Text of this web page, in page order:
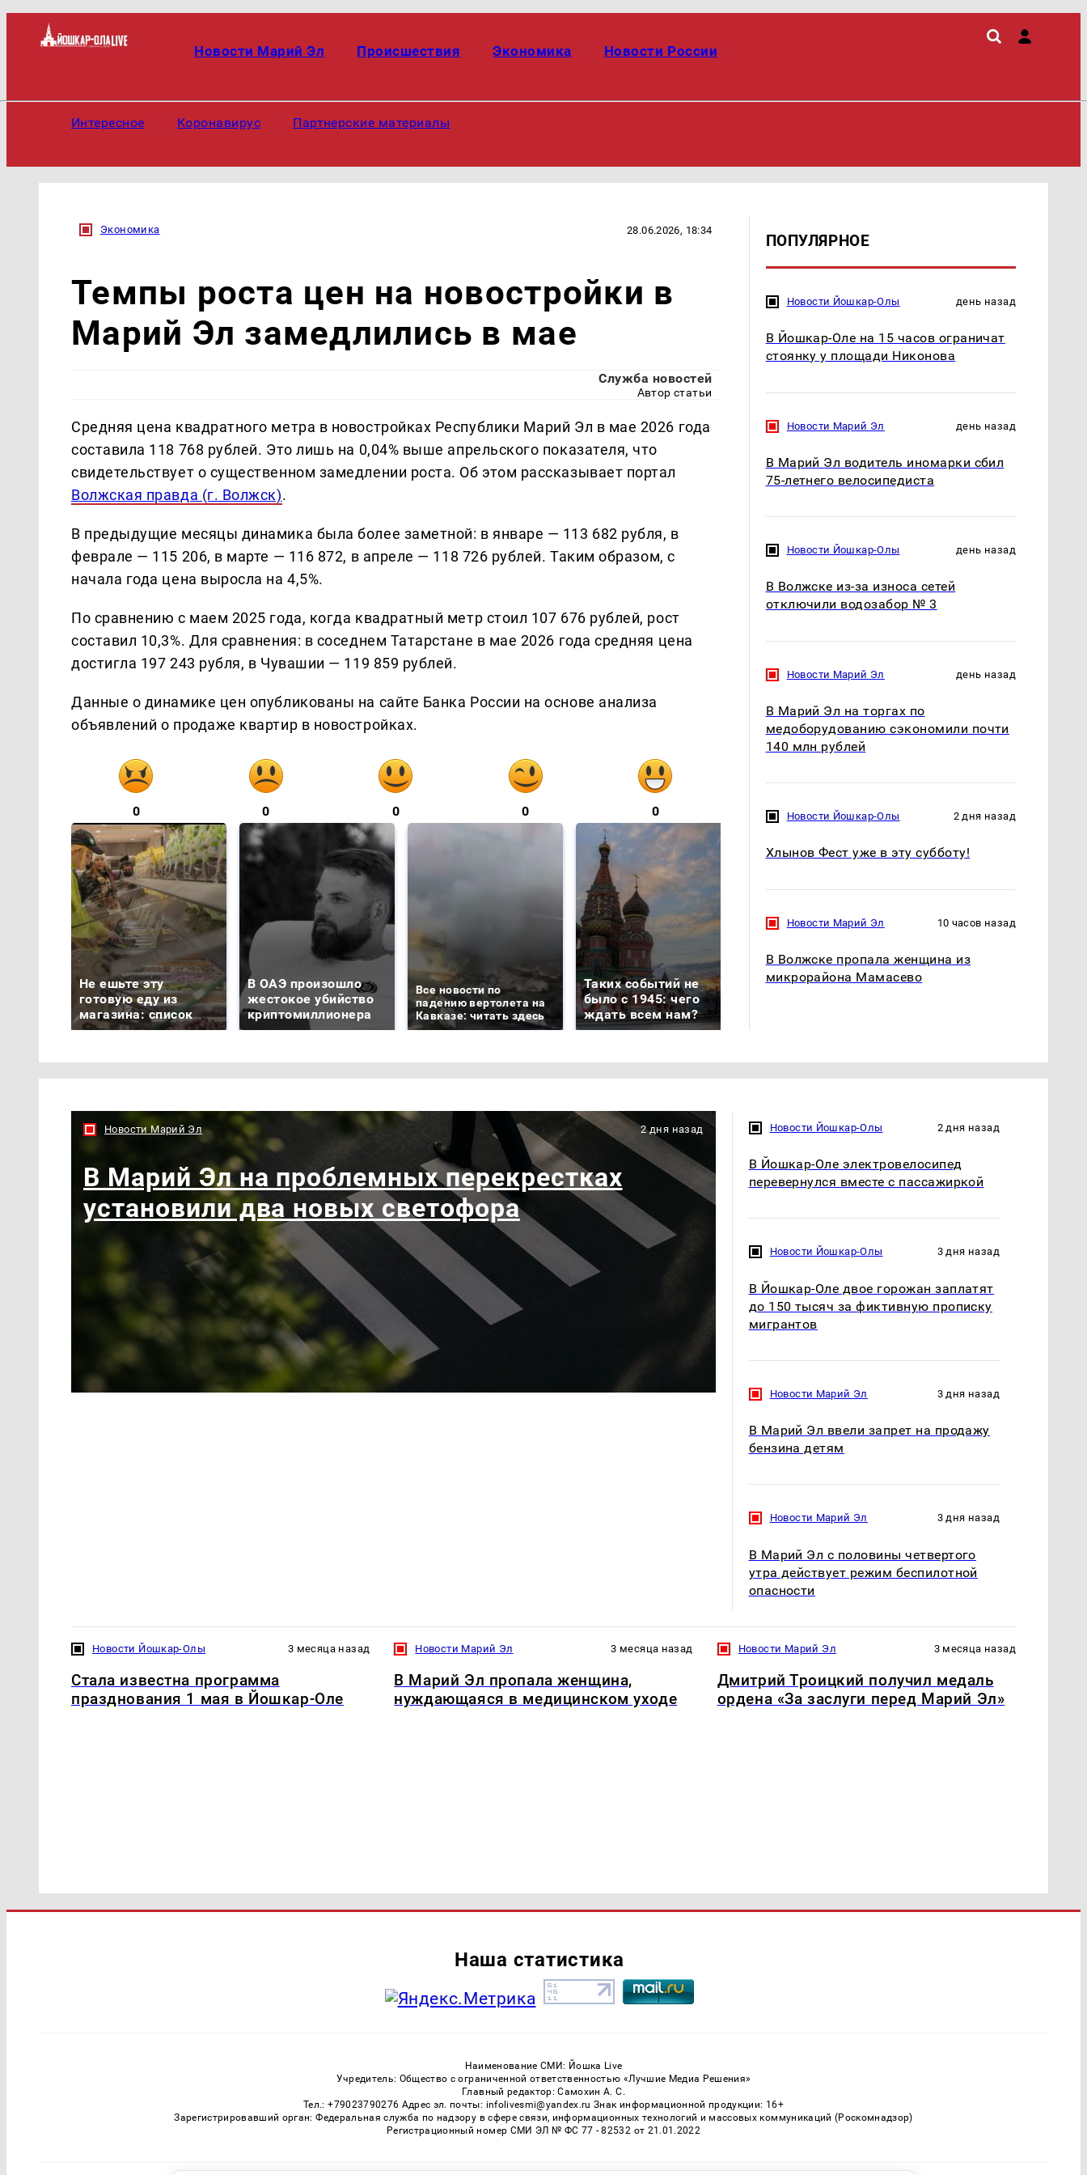
Новости Марий Эл Происшествия Экономика Новости России
Интересное Коронавирус Партнерские материалы
Экономика 28.06.2026, 18:34
Темпы роста цен на новостройки в
Марий Эл замедлились в мае
Служба новостей
Автор статьи
Средняя цена квадратного метра в новостройках Республики Марий Эл в мае 2026 года
составила 118 768 рублей. Это лишь на 0,04% выше апрельского показателя, что
свидетельствует о существенном замедлении роста. Об этом рассказывает портал
Волжская правда (г. Волжск).
В предыдущие месяцы динамика была более заметной: в январе — 113 682 рубля, в
феврале — 115 206, в марте — 116 872, в апреле — 118 726 рублей. Таким образом, с
начала года цена выросла на 4,5%.
По сравнению с маем 2025 года, когда квадратный метр стоил 107 676 рублей, рост
составил 10,3%. Для сравнения: в соседнем Татарстане в мае 2026 года средняя цена
достигла 197 243 рубля, в Чувашии — 119 859 рублей.
Данные о динамике цен опубликованы на сайте Банка России на основе анализа
объявлений о продаже квартир в новостройках.
0 0 0 0 0
Не ешьте эту
готовую еду из
магазина: список
В ОАЭ произошло
жестокое убийство
криптомиллионера
Все новости по
падению вертолета на
Кавказе: читать здесь
Таких событий не
было с 1945: чего
ждать всем нам?
СМИ: В Химках на
полицейскую
ПОПУЛЯРНОЕ
Новости Йошкар-Олы день назад
В Йошкар-Оле на 15 часов ограничат
стоянку у площади Никонова
Новости Марий Эл день назад
В Марий Эл водитель иномарки сбил
75-летнего велосипедиста
Новости Йошкар-Олы день назад
В Волжске из-за износа сетей
отключили водозабор № 3
Новости Марий Эл день назад
В Марий Эл на торгах по
медоборудованию сэкономили почти
140 млн рублей
Новости Йошкар-Олы 2 дня назад
Хлынов Фест уже в эту субботу!
Новости Марий Эл 10 часов назад
В Волжске пропала женщина из
микрорайона Мамасево
Новости Марий Эл 2 дня назад
В Марий Эл на проблемных перекрестках
установили два новых светофора
Новости Йошкар-Олы 2 дня назад
В Йошкар-Оле электровелосипед
перевернулся вместе с пассажиркой
Новости Йошкар-Олы 3 дня назад
В Йошкар-Оле двое горожан заплатят
до 150 тысяч за фиктивную прописку
мигрантов
Новости Марий Эл 3 дня назад
В Марий Эл ввели запрет на продажу
бензина детям
Новости Марий Эл 3 дня назад
В Марий Эл с половины четвертого
утра действует режим беспилотной
опасности
Новости Йошкар-Олы 3 месяца назад
Стала известна программа
празднования 1 мая в Йошкар-Оле
Новости Марий Эл 3 месяца назад
В Марий Эл пропала женщина,
нуждающаяся в медицинском уходе
Новости Марий Эл 3 месяца назад
Дмитрий Троицкий получил медаль
ордена «За заслуги перед Марий Эл»
Наша статистика
Наименование СМИ: Йошка Live
Учредитель: Общество с ограниченной ответственностью «Лучшие Медиа Решения»
Главный редактор: Самохин А. С.
Тел.: +79023790276 Адрес эл. почты: infolivesmi@yandex.ru Знак информационной продукции: 16+
Зарегистрировавший орган: Федеральная служба по надзору в сфере связи, информационных технологий и массовых коммуникаций (Роскомнадзор)
Регистрационный номер СМИ ЭЛ № ФС 77 - 82532 от 21.01.2022